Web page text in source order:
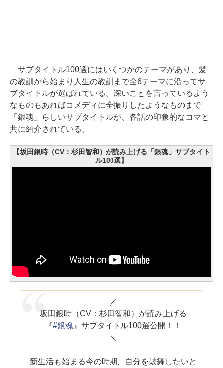
サブタイトル100選にはいくつかのテーマがあり、髪
の教訓から始まり人生の教訓まで全6テーマに沿ってサ
ブタイトルが選ばれている。深いことを言っているよう
なものもあればコメディに全振りしたようなものまで
「銀魂」らしいサブタイトルが、各話の印象的なコマと
共に紹介されている。
【坂田銀時（CV：杉田智和）が読み上げる「銀魂」サブタイト
ル100選】
／
坂田銀時（CV：杉田智和）が読み上げる
『#銀魂』サブタイトル100選公開！！
＼
新生活も始まる今の時期、自分を鼓舞したいと